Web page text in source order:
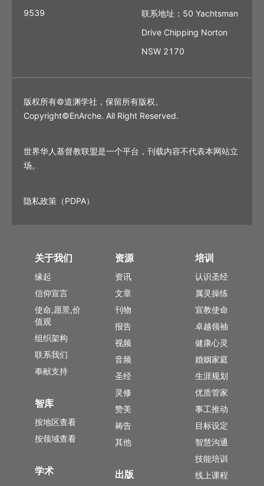
9539
联系地址：50 Yachtsman
Drive Chipping Norton
NSW 2170
版权所有©道渊学社，保留所有版权。
Copyright©EnArche. All Right Reserved.
世界华人基督教联盟是一个平台，刊载内容不代表本网站立
场。
隐私政策（PDPA）
关于我们
缘起
信仰宣言
使命,愿景,价
值观
组织架构
联系我们
奉献支持
智库
按地区查看
按领域查看
学术
资源
资讯
文章
刊物
报告
视频
音频
圣经
灵修
赞美
祷告
其他
出版
培训
认识圣经
属灵操练
宣教使命
卓越领袖
健康心灵
婚姻家庭
生涯规划
优质管家
事工推动
目标设定
智慧沟通
技能培训
线上课程